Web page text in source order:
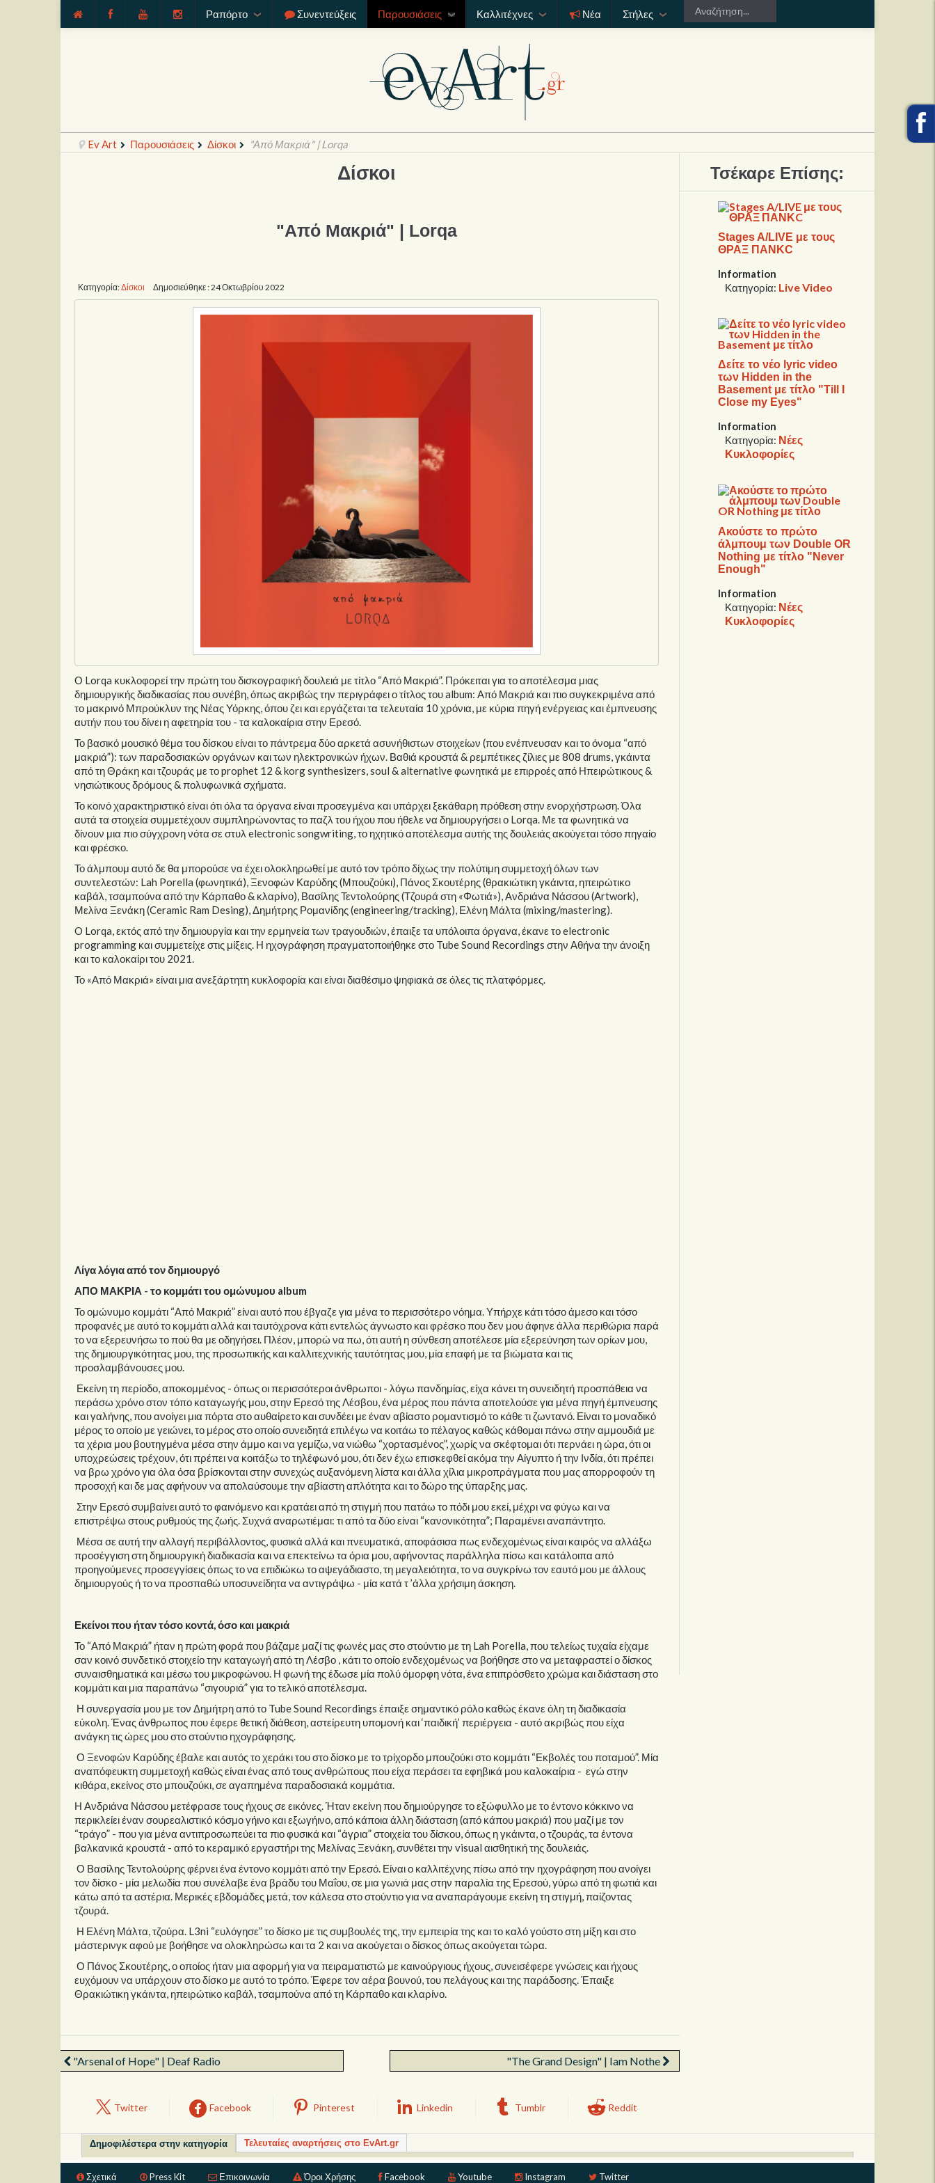
Ραπόρτο Συνεντεύξεις Παρουσιάσεις Καλλιτέχνες Νέα Στήλες
Ev Art Παρουσιάσεις Δίσκοι "Από Μακριά" | Lorqa
Δίσκοι
"Από Μακριά" | Lorqa
Κατηγορία:Δίσκοι Δημοσιεύθηκε : 24 Οκτωβρίου 2022
Ο Lorqa κυκλοφορεί την πρώτη του δισκογραφική δουλειά με τίτλο “Από Μακριά”. Πρόκειται για το αποτέλεσμα μιας
δημιουργικής διαδικασίας που συνέβη, όπως ακριβώς την περιγράφει ο τίτλος του album: Από Μακριά και πιο συγκεκριμένα από
το μακρινό Μπρούκλυν της Νέας Υόρκης, όπου ζει και εργάζεται τα τελευταία 10 χρόνια, με κύρια πηγή ενέργειας και έμπνευσης
αυτήν που του δίνει η αφετηρία του - τα καλοκαίρια στην Ερεσό.
Το βασικό μουσικό θέμα του δίσκου είναι το πάντρεμα δύο αρκετά ασυνήθιστων στοιχείων (που ενέπνευσαν και το όνομα “από
μακριά”): των παραδοσιακών οργάνων και των ηλεκτρονικών ήχων. Βαθιά κρουστά & ρεμπέτικες ζίλιες με 808 drums, γκάιντα
από τη Θράκη και τζουράς με το prophet 12 & korg synthesizers, soul & alternative φωνητικά με επιρροές από Ηπειρώτικους &
νησιώτικους δρόμους & πολυφωνικά σχήματα.
Το κοινό χαρακτηριστικό είναι ότι όλα τα όργανα είναι προσεγμένα και υπάρχει ξεκάθαρη πρόθεση στην ενορχήστρωση. Όλα
αυτά τα στοιχεία συμμετέχουν συμπληρώνοντας το παζλ του ήχου που ήθελε να δημιουργήσει ο Lorqa. Με τα φωνητικά να
δίνουν μια πιο σύγχρονη νότα σε στυλ electronic songwriting, το ηχητικό αποτέλεσμα αυτής της δουλειάς ακούγεται τόσο πηγαίο
και φρέσκο.
Το άλμπουμ αυτό δε θα μπορούσε να έχει ολοκληρωθεί με αυτό τον τρόπο δίχως την πολύτιμη συμμετοχή όλων των
συντελεστών: Lah Porella (φωνητικά), Ξενοφών Καρύδης (Μπουζούκι), Πάνος Σκουτέρης (θρακιώτικη γκάιντα, ηπειρώτικο
καβάλ, τσαμπούνα από την Κάρπαθο & κλαρίνο), Βασίλης Τεντολούρης (Τζουρά στη «Φωτιά»), Ανδριάνα Νάσσου (Artwork),
Μελίνα Ξενάκη (Ceramic Ram Desing), Δημήτρης Ρομανίδης (engineering/tracking), Ελένη Μάλτα (mixing/mastering).
O Lorqa, εκτός από την δημιουργία και την ερμηνεία των τραγουδιών, έπαιξε τα υπόλοιπα όργανα, έκανε το electronic
programming και συμμετείχε στις μίξεις. Η ηχογράφηση πραγματοποιήθηκε στο Tube Sound Recordings στην Αθήνα την άνοιξη
και το καλοκαίρι του 2021.
Το «Από Μακριά» είναι μια ανεξάρτητη κυκλοφορία και είναι διαθέσιμο ψηφιακά σε όλες τις πλατφόρμες.
Λίγα λόγια από τον δημιουργό
ΑΠΟ ΜΑΚΡΙΑ - το κομμάτι του ομώνυμου album
Το ομώνυμο κομμάτι “Από Μακριά” είναι αυτό που έβγαζε για μένα το περισσότερο νόημα. Υπήρχε κάτι τόσο άμεσο και τόσο
προφανές με αυτό το κομμάτι αλλά και ταυτόχρονα κάτι εντελώς άγνωστο και φρέσκο που δεν μου άφηνε άλλα περιθώρια παρά
το να εξερευνήσω το πού θα με οδηγήσει. Πλέον, μπορώ να πω, ότι αυτή η σύνθεση αποτέλεσε μία εξερεύνηση των ορίων μου,
της δημιουργικότητας μου, της προσωπικής και καλλιτεχνικής ταυτότητας μου, μία επαφή με τα βιώματα και τις
προσλαμβάνουσες μου.
Εκείνη τη περίοδο, αποκομμένος - όπως οι περισσότεροι άνθρωποι - λόγω πανδημίας, είχα κάνει τη συνειδητή προσπάθεια να
περάσω χρόνο στον τόπο καταγωγής μου, στην Ερεσό της Λέσβου, ένα μέρος που πάντα αποτελούσε για μένα πηγή έμπνευσης
και γαλήνης, που ανοίγει μια πόρτα στο αυθαίρετο και συνδέει με έναν αβίαστο ρομαντισμό το κάθε τι ζωντανό. Είναι το μοναδικό
μέρος το οποίο με γειώνει, το μέρος στο οποίο συνειδητά επιλέγω να κοιτάω το πέλαγος καθώς κάθομαι πάνω στην αμμουδιά με
τα χέρια μου βουτηγμένα μέσα στην άμμο και να γεμίζω, να νιώθω “χορτασμένος”, χωρίς να σκέφτομαι ότι περνάει η ώρα, ότι οι
υποχρεώσεις τρέχουν, ότι πρέπει να κοιτάξω το τηλέφωνό μου, ότι δεν έχω επισκεφθεί ακόμα την Αίγυπτο ή την Ινδία, ότι πρέπει
να βρω χρόνο για όλα όσα βρίσκονται στην συνεχώς αυξανόμενη λίστα και άλλα χίλια μικροπράγματα που μας απορροφούν τη
προσοχή και δε μας αφήνουν να απολαύσουμε την αβίαστη απλότητα και το δώρο της ύπαρξης μας.
Στην Ερεσό συμβαίνει αυτό το φαινόμενο και κρατάει από τη στιγμή που πατάω το πόδι μου εκεί, μέχρι να φύγω και να
επιστρέψω στους ρυθμούς της ζωής. Συχνά αναρωτιέμαι: τι από τα δύο είναι “κανονικότητα”; Παραμένει αναπάντητο.
Μέσα σε αυτή την αλλαγή περιβάλλοντος, φυσικά αλλά και πνευματικά, αποφάσισα πως ενδεχομένως είναι καιρός να αλλάξω
προσέγγιση στη δημιουργική διαδικασία και να επεκτείνω τα όρια μου, αφήνοντας παράλληλα πίσω και κατάλοιπα από
προηγούμενες προσεγγίσεις όπως το να επιδιώκω το αψεγάδιαστο, τη μεγαλειότητα, το να συγκρίνω τον εαυτό μου με άλλους
δημιουργούς ή το να προσπαθώ υποσυνείδητα να αντιγράψω - μία κατά τ ’άλλα χρήσιμη άσκηση.
Εκείνοι που ήταν τόσο κοντά, όσο και μακριά
Το “Από Μακριά” ήταν η πρώτη φορά που βάζαμε μαζί τις φωνές μας στο στούντιο με τη Lah Porella, που τελείως τυχαία είχαμε
σαν κοινό συνδετικό στοιχείο την καταγωγή από τη Λέσβο , κάτι το οποίο ενδεχομένως να βοήθησε στο να μεταφραστεί ο δίσκος
συναισθηματικά και μέσω του μικροφώνου. Η φωνή της έδωσε μία πολύ όμορφη νότα, ένα επιπρόσθετο χρώμα και διάσταση στο
κομμάτι και μια παραπάνω “σιγουριά” για το τελικό αποτέλεσμα.
Η συνεργασία μου με τον Δημήτρη από το Tube Sound Recordings έπαιξε σημαντικό ρόλο καθώς έκανε όλη τη διαδικασία
εύκολη. Ένας άνθρωπος που έφερε θετική διάθεση, αστείρευτη υπομονή και ‘παιδική’ περιέργεια - αυτό ακριβώς που είχα
ανάγκη τις ώρες μου στο στούντιο ηχογράφησης.
Ο Ξενοφών Καρύδης έβαλε και αυτός το χεράκι του στο δίσκο με το τρίχορδο μπουζούκι στο κομμάτι “Εκβολές του ποταμού”. Μία
αναπόφευκτη συμμετοχή καθώς είναι ένας από τους ανθρώπους που είχα περάσει τα εφηβικά μου καλοκαίρια - εγώ στην
κιθάρα, εκείνος στο μπουζούκι, σε αγαπημένα παραδοσιακά κομμάτια.
Η Ανδριάνα Νάσσου μετέφρασε τους ήχους σε εικόνες. Ήταν εκείνη που δημιούργησε το εξώφυλλο με το έντονο κόκκινο να
περικλείει έναν σουρεαλιστικό κόσμο γήινο και εξωγήινο, από κάποια άλλη διάσταση (από κάπου μακριά) που μαζί με τον
“τράγο” - που για μένα αντιπροσωπεύει τα πιο φυσικά και “άγρια” στοιχεία του δίσκου, όπως η γκάιντα, ο τζουράς, τα έντονα
βαλκανικά κρουστά - από το κεραμικό εργαστήρι της Μελίνας Ξενάκη, συνθέτει την visual αισθητική της δουλειάς.
Ο Βασίλης Τεντολούρης φέρνει ένα έντονο κομμάτι από την Ερεσό. Είναι ο καλλιτέχνης πίσω από την ηχογράφηση που ανοίγει
τον δίσκο - μία μελωδία που συνέλαβε ένα βράδυ του Μαΐου, σε μια γωνιά μας στην παραλία της Ερεσού, γύρω από τη φωτιά και
κάτω από τα αστέρια. Μερικές εβδομάδες μετά, τον κάλεσα στο στούντιο για να αναπαράγουμε εκείνη τη στιγμή, παίζοντας
τζουρά.
Η Ελένη Μάλτα, τζούρα. L3ni “ευλόγησε” το δίσκο με τις συμβουλές της, την εμπειρία της και το καλό γούστο στη μίξη και στο
μάστερινγκ αφού με βοήθησε να ολοκληρώσω και τα 2 και να ακούγεται ο δίσκος όπως ακούγεται τώρα.
Ο Πάνος Σκουτέρης, ο οποίος ήταν μια αφορμή για να πειραματιστώ με καινούργιους ήχους, συνεισέφερε γνώσεις και ήχους
ευχόμουν να υπάρχουν στο δίσκο με αυτό το τρόπο. Έφερε τον αέρα βουνού, του πελάγους και της παράδοσης. Έπαιξε
Θρακιώτικη γκάιντα, ηπειρώτικο καβάλ, τσαμπούνα από τη Κάρπαθο και κλαρίνο.
"Arsenal of Hope" | Deaf Radio "The Grand Design" | Iam Nothe
Twitter Facebook Pinterest Linkedin Tumblr Reddit
Τσέκαρε Επίσης:
Stages A/LIVE με τους
ΘΡΑΞ ΠΑΝΚC
Information
Κατηγορία: Live Video
Δείτε το νέο lyric video
των Hidden in the
Basement με τίτλο "Till I
Close my Eyes"
Information
Κατηγορία: Νέες
Κυκλοφορίες
Ακούστε το πρώτο
άλμπουμ των Double OR
Nothing με τίτλο "Never
Enough"
Information
Κατηγορία: Νέες
Κυκλοφορίες
Δημοφιλέστερα στην κατηγορία Τελευταίες αναρτήσεις στο EvArt.gr
Σχετικά Press Kit Επικοινωνία Όροι Χρήσης Facebook Youtube Instagram Twitter